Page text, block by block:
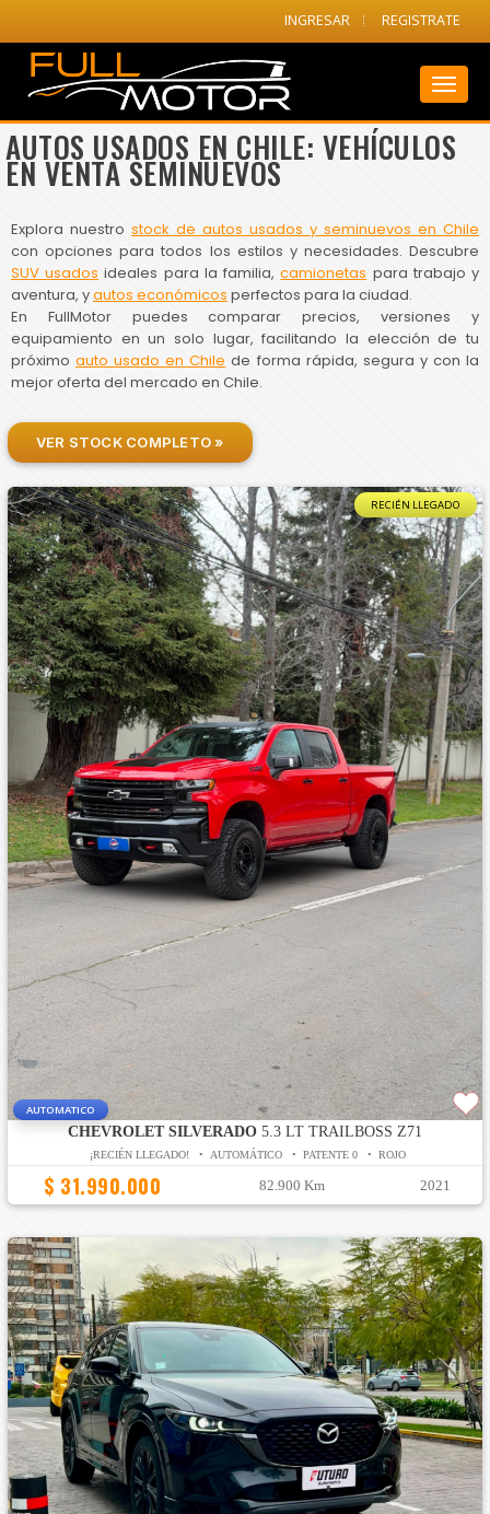
INGRESAR REGISTRATE
AUTOS USADOS EN CHILE: VEHÍCULOS
EN VENTA SEMINUEVOS
Explora nuestro stock de autos usados y seminuevos en Chile
con opciones para todos los estilos y necesidades. Descubre
SUV usados ideales para la familia,camionetas para trabajo y
aventura, yautos económicos perfectos para la ciudad.
En FullMotor puedes comparar precios, versiones y
equipamiento en un solo lugar, facilitando la elección de tu
próximoauto usado en Chile de forma rápida, segura y con la
mejor oferta del mercado en Chile.
VER STOCK COMPLETO »
RECIÉN LLEGADO
AUTOMATICO
CHEVROLET SILVERADO5.3 LT TRAILBOSS Z71
¡RECIÉN LLEGADO! • AUTOMÁTICO • PATENTE 0 • ROJO
$ 31.990.000 82.900 Km 2021